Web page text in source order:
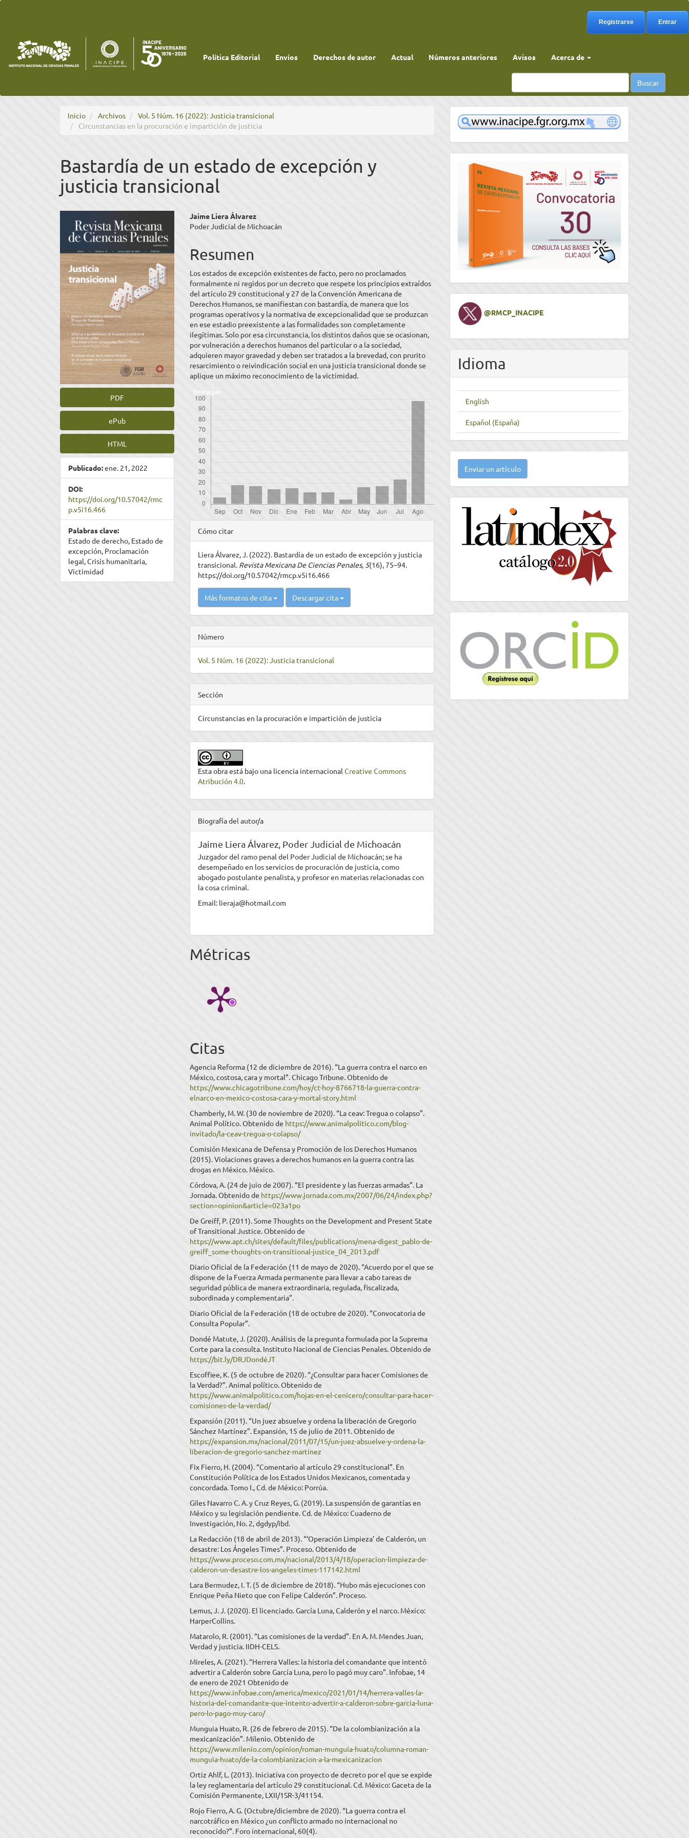
Barra
lateral
Registrarse Entrar
Política Editorial Envíos Derechos de autor Actual Números anteriores Avisos Acerca de
Buscar
Inicio Archivos
Vol. 5 Núm. 16 (2022): Justicia transicional
Circunstancias en la procuración e impartición de justicia
Bastardía de un estado de excepción y
justicia transicional
Barra
lateral
del
artículo
PDF
ePub
HTML
Publicado:ene. 21, 2022
DOI:
https://doi.org/10.57042/rmc
p.v5i16.466
Palabras clave:
Estado de derecho, Estado de
excepción, Proclamación
legal, Crisis humanitaria,
Victimidad
Contenido
del
artículo
Jaime Liera Álvarez
Poder Judicial de Michoacán
Resumen
Los estados de excepción existentes de facto, pero no proclamados
formalmente ni regidos por un decreto que respete los principios extraídos
del artículo 29 constitucional y 27 de la Convención Americana de
Derechos Humanos, se manifiestan con bastardía, de manera que los
programas operativos y la normativa de excepcionalidad que se produzcan
en ese estadio preexistente a las formalidades son completamente
ilegítimas. Solo por esa circunstancia, los distintos daños que se ocasionan,
por vulneración a derechos humanos del particular o a la sociedad,
adquieren mayor gravedad y deben ser tratados a la brevedad, con prurito
resarcimiento o reivindicación social en una justicia transicional donde se
aplique un máximo reconocimiento de la victimidad.
Descargas
Detalles
del
artículo
Cómo citar
Liera Álvarez, J. (2022). Bastardía de un estado de excepción y justicia
transicional. Revista Mexicana De Ciencias Penales, 5(16), 75–94.
https://doi.org/10.57042/rmcp.v5i16.466
Más formatos de cita Descargar cita
Número
Vol. 5 Núm. 16 (2022): Justicia transicional
Sección
Circunstancias en la procuración e impartición de justicia
Esta obra está bajo una licencia internacionalCreative Commons
Atribución 4.0.
Biografía del autor/a
Jaime Liera Álvarez, Poder Judicial de Michoacán
Juzgador del ramo penal del Poder Judicial de Michoacán; se ha
desempeñado en los servicios de procuración de justicia, como
abogado postulante penalista, y profesor en materias relacionadas con
la cosa criminal.
Email: lieraja@hotmail.com
Métricas
Citas
Agencia Reforma (12 de diciembre de 2016). “La guerra contra el narco en
México, costosa, cara y mortal”. Chicago Tribune. Obtenido de
https://www.chicagotribune.com/hoy/ct-hoy-8766718-la-guerra-contra-
elnarco-en-mexico-costosa-cara-y-mortal-story.html
Chamberly, M. W. (30 de noviembre de 2020). “La ceav: Tregua o colapso”.
Animal Político. Obtenido de https://www.animalpolitico.com/blog-
invitado/la-ceav-tregua-o-colapso/
Comisión Mexicana de Defensa y Promoción de los Derechos Humanos
(2015). Violaciones graves a derechos humanos en la guerra contra las
drogas en México. México.
Córdova, A. (24 de juio de 2007). “El presidente y las fuerzas armadas”. La
Jornada. Obtenido de https://www.jornada.com.mx/2007/06/24/index.php?
section=opinion&article=023a1po
De Greiff, P. (2011). Some Thoughts on the Development and Present State
of Transitional Justice. Obtenido de
https://www.apt.ch/sites/default/files/publications/mena-digest_pablo-de-
greiff_some-thoughts-on-transitional-justice_04_2013.pdf
Diario Oficial de la Federación (11 de mayo de 2020). “Acuerdo por el que se
dispone de la Fuerza Armada permanente para llevar a cabo tareas de
seguridad pública de manera extraordinaria, regulada, fiscalizada,
subordinada y complementaria”.
Diario Oficial de la Federación (18 de octubre de 2020). “Convocatoria de
Consulta Popular”.
Dondé Matute, J. (2020). Análisis de la pregunta formulada por la Suprema
Corte para la consulta. Instituto Nacional de Ciencias Penales. Obtenido de
https://bit.ly/DRJDondéJT
Escoffiee, K. (5 de octubre de 2020). “¿Consultar para hacer Comisiones de
la Verdad?”. Animal político. Obtenido de
https://www.animalpolitico.com/hojas-en-el-cenicero/consultar-para-hacer-
comisiones-de-la-verdad/
Expansión (2011). “Un juez absuelve y ordena la liberación de Gregorio
Sánchez Martínez”. Expansión, 15 de julio de 2011. Obtenido de
https://expansion.mx/nacional/2011/07/15/un-juez-absuelve-y-ordena-la-
liberacion-de-gregorio-sanchez-martinez
Fix Fierro, H. (2004). “Comentario al artículo 29 constitucional”. En
Constitución Política de los Estados Unidos Mexicanos, comentada y
concordada. Tomo I., Cd. de México: Porrúa.
Giles Navarro C. A. y Cruz Reyes, G. (2019). La suspensión de garantías en
México y su legislación pendiente. Cd. de México: Cuaderno de
Investigación, No. 2, dgdyp/ibd.
La Redacción (18 de abril de 2013). “‘Operación Limpieza’ de Calderón, un
desastre: Los Ángeles Times”. Proceso. Obtenido de
https://www.proceso.com.mx/nacional/2013/4/18/operacion-limpieza-de-
calderon-un-desastre-los-angeles-times-117142.html
Lara Bermudez, I. T. (5 de diciembre de 2018). “Hubo más ejecuciones con
Enrique Peña Nieto que con Felipe Calderón”. Proceso.
Lemus, J. J. (2020). El licenciado. García Luna, Calderón y el narco. México:
HarperCollins.
Matarolo, R. (2001). “Las comisiones de la verdad”. En A. M. Mendes Juan,
Verdad y justicia. IIDH-CELS.
Mireles, A. (2021). “Herrera Valles: la historia del comandante que intentó
advertir a Calderón sobre García Luna, pero lo pagó muy caro”. Infobae, 14
de enero de 2021 Obtenido de
https://www.infobae.com/america/mexico/2021/01/14/herrera-valles-la-
historia-del-comandante-que-intento-advertir-a-calderon-sobre-garcia-luna-
pero-lo-pago-muy-caro/
Munguia Huato, R. (26 de febrero de 2015). “De la colombianización a la
mexicanización”. Milenio. Obtenido de
https://www.milenio.com/opinion/roman-munguia-huato/columna-roman-
munguia-huato/de-la-colombianizacion-a-la-mexicanizacion
Ortiz Ahlf, L. (2013). Iniciativa con proyecto de decreto por el que se expide
la ley reglamentaria del artículo 29 constitucional. Cd. México: Gaceta de la
Comisión Permanente, LXII/1SR-3/41154.
Rojo Fierro, A. G. (Octubre/diciembre de 2020). “La guerra contra el
narcotráfico en México ¿un conflicto armado no internacional no
reconocido?”. Foro internacional, 60(4).
www
convocatoria
Twitter@RMCP_INACIPE
Idioma
English
Español (España)
Enviar
un
artículo
Enviar un artículo
latindex